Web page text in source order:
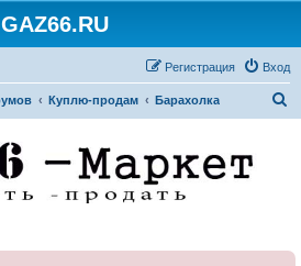
GAZ66.RU
Вход
Регистрация
Куплю-продам Барахолка